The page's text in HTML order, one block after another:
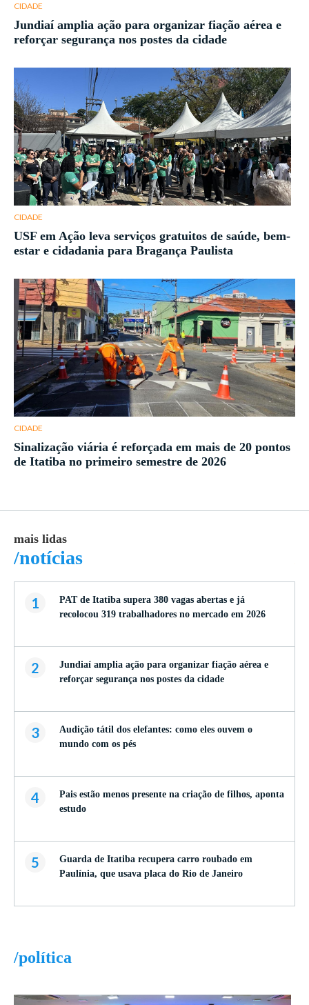
CIDADE
Jundiaí amplia ação para organizar fiação aérea e
reforçar segurança nos postes da cidade
CIDADE
USF em Ação leva serviços gratuitos de saúde, bem-
estar e cidadania para Bragança Paulista
CIDADE
Sinalização viária é reforçada em mais de 20 pontos
de Itatiba no primeiro semestre de 2026
mais lidas
/notícias
1
PAT de Itatiba supera 380 vagas abertas e já
recolocou 319 trabalhadores no mercado em 2026
2
Jundiaí amplia ação para organizar fiação aérea e
reforçar segurança nos postes da cidade
3
Audição tátil dos elefantes: como eles ouvem o
mundo com os pés
4
Pais estão menos presente na criação de filhos, aponta
estudo
5
Guarda de Itatiba recupera carro roubado em
Paulínia, que usava placa do Rio de Janeiro
/política